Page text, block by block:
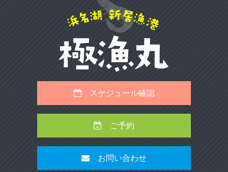
スケジュール確認
ご予約
お問い合わせ